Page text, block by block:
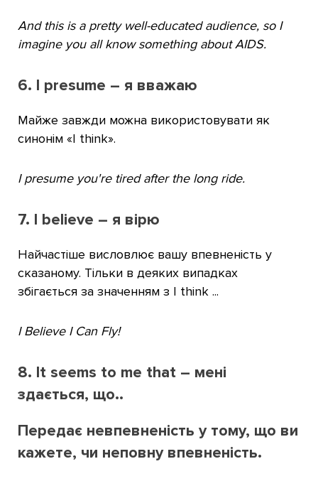
And this is a pretty well-educated audience, so I
imagine you all know something about AIDS.
6. I presume – я вважаю
Майже завжди можна використовувати як
синонім «I think».
I presume you're tired after the long ride.
7. I believe – я вірю
Найчастіше висловлює вашу впевненість у
сказаному. Тільки в деяких випадках
збігається за значенням з I think ...
I Believe I Can Fly!
8. It seems to me that – мені
здається, що..
Передає невпевненість у тому, що ви
кажете, чи неповну впевненість.